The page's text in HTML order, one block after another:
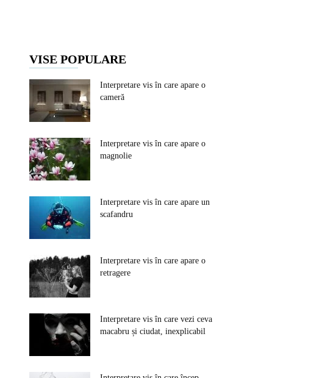
VISE POPULARE
Interpretare vis în care apare o
cameră
Interpretare vis în care apare o
magnolie
Interpretare vis în care apare un
scafandru
Interpretare vis în care apare o
retragere
Interpretare vis în care vezi ceva
macabru și ciudat, inexplicabil